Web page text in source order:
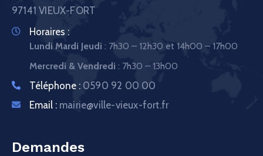
97141 VIEUX-FORT
Horaires :
Lundi Mardi Jeudi : 7h30 – 12h30 et 14h00 – 17h00
Mercredi & Vendredi : 7h30 – 13h00
Téléphone : 0590 92 00 00
Email : mairie@ville-vieux-fort.fr
Demandes